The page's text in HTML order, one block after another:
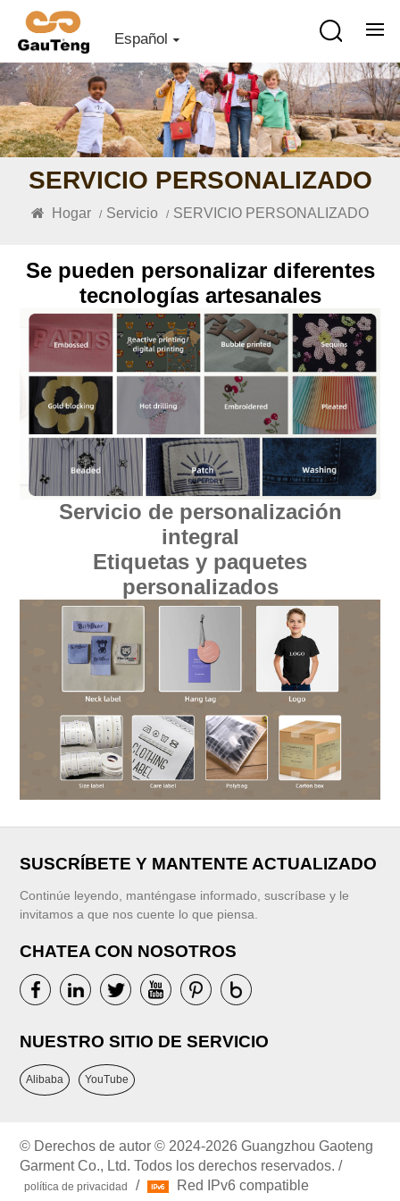
Español
SERVICIO PERSONALIZADO
Hogar / Servicio / SERVICIO PERSONALIZADO
Se pueden personalizar diferentes
tecnologías artesanales
Servicio de personalización
integral
Etiquetas y paquetes
personalizados
SUSCRÍBETE Y MANTENTE ACTUALIZADO
Continúe leyendo, manténgase informado, suscríbase y le
invitamos a que nos cuente lo que piensa.
CHATEA CON NOSOTROS
NUESTRO SITIO DE SERVICIO
Alibaba YouTube
© Derechos de autor © 2024-2026 Guangzhou Gaoteng
Garment Co., Ltd. Todos los derechos reservados. /
política de privacidad / Red IPv6 compatible